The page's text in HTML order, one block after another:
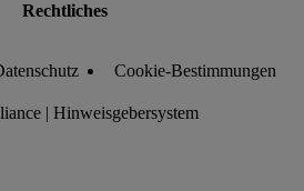
Rechtliches
Cookie-Bestimmungen
| Hinweisgebersystem